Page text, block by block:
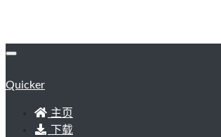
Quicker
主页
下载